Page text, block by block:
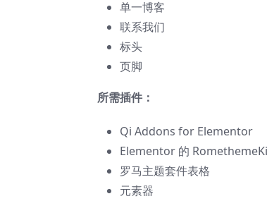
单一博客
联系我们
标头
页脚
所需插件：
Qi Addons for Elementor
Elementor 的
罗马主题套件表格
元素器